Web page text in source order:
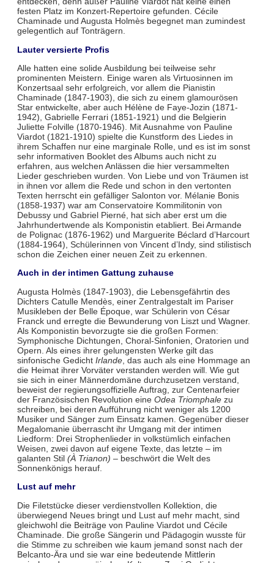
festen Platz im Konzert-Repertoire gefunden. Cécile
Chaminade und Augusta Holmès begegnet man zumindest
gelegentlich auf Tonträgern.
Lauter versierte Profis
Alle hatten eine solide Ausbildung bei teilweise sehr
prominenten Meistern. Einige waren als Virtuosinnen im
Konzertsaal sehr erfolgreich, vor allem die Pianistin
Chaminade (1847-1903), die sich zu einem glamourösen
Star entwickelte, aber auch Hélène de Faye-Jozin (1871-
1942), Gabrielle Ferrari (1851-1921) und die Belgierin
Juliette Folville (1870-1946). Mit Ausnahme von Pauline
Viardot (1821-1910) spielte die Kunstform des Liedes in
ihrem Schaffen nur eine marginale Rolle, und es ist im sonst
sehr informativen Booklet des Albums auch nicht zu
erfahren, aus welchen Anlässen die hier versammelten
Lieder geschrieben wurden. Von Liebe und von Träumen ist
in ihnen vor allem die Rede und schon in den vertonten
Texten herrscht ein gefälliger Salonton vor. Mélanie Bonis
(1858-1937) war am Conservatoire Kommilitonin von
Debussy und Gabriel Pierné, hat sich aber erst um die
Jahrhundertwende als Komponistin etabliert. Bei Armande
de Polignac (1876-1962) und Marguerite Béclard d’Harcourt
(1884-1964), Schülerinnen von Vincent d’Indy, sind stilistisch
schon die Zeichen einer neuen Zeit zu erkennen.
Auch in der intimen Gattung zuhause
Augusta Holmès (1847-1903), die Lebensgefährtin des
Dichters Catulle Mendès, einer Zentralgestalt im Pariser
Musikleben der Belle Époque, war Schülerin von César
Franck und erregte die Bewunderung von Liszt und Wagner.
Als Komponistin bevorzugte sie die großen Formen:
Symphonische Dichtungen, Choral-Sinfonien, Oratorien und
Opern. Als eines ihrer gelungensten Werke gilt das
sinfonische Gedicht Irlande, das auch als eine Hommage an
die Heimat ihrer Vorväter verstanden werden will. Wie gut
sie sich in einer Männerdomäne durchzusetzen verstand,
beweist der regierungsoffizielle Auftrag, zur Centenarfeier
der Französischen Revolution eine Odea Triomphalezu
schreiben, bei deren Aufführung nicht weniger als 1200
Musiker und Sänger zum Einsatz kamen. Gegenüber dieser
Megalomanie überrascht ihr Umgang mit der intimen
Liedform: Drei Strophenlieder in volkstümlich einfachen
Weisen, zwei davon auf eigene Texte, das letzte – im
galanten Stil (À Trianon) – beschwört die Welt des
Sonnenkönigs herauf.
Lust auf mehr
Die Filetstücke dieser verdienstvollen Kollektion, die
überwiegend Neues bringt und Lust auf mehr macht, sind
gleichwohl die Beiträge von Pauline Viardot und Cécile
Chaminade. Die große Sängerin und Pädagogin wusste für
die Stimme zu schreiben wie kaum jemand sonst nach der
Belcanto-Ära und sie war eine bedeutende Mittlerin